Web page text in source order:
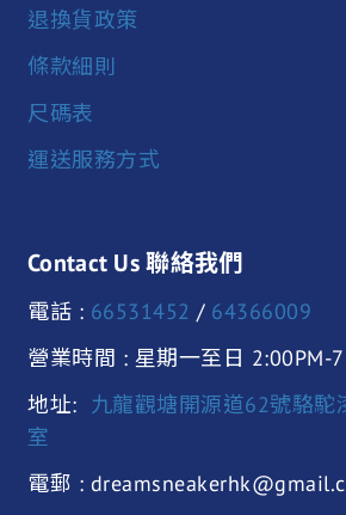
退換貨政策
條款細則
尺碼表
運送服務方式
Contact Us 聯絡我們
電話 : 66531452 / 64366009
營業時間 : 星期一至日 2:00PM-
地址:
九龍觀塘開源道62號駱駝
室
電郵 :